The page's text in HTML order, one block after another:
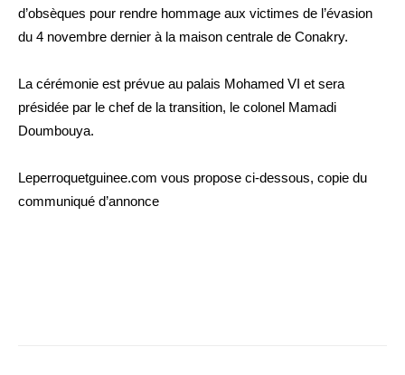
d’obsèques pour rendre hommage aux victimes de l’évasion
du 4 novembre dernier à la maison centrale de Conakry.
La cérémonie est prévue au palais Mohamed VI et sera
présidée par le chef de la transition, le colonel Mamadi
Doumbouya.
Leperroquetguinee.com vous propose ci-dessous, copie du
communiqué d’annonce